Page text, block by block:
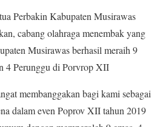
Perbakin Kabupaten Musirawas
cabang olahraga menembak yang
Musirawas berhasil meraih 9
4 Perunggu di Porvrop XII
membanggakan bagi kami sebagai
dalam even Poprov XII tahun 2019